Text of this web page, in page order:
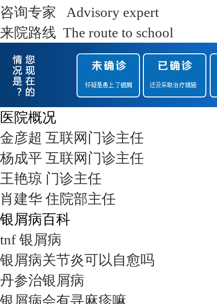
咨询专家 Advisory expert
来院路线 The route to school
医院概况
金彦超 互联网门诊主任
杨成平 互联网门诊主任
王艳琼 门诊主任
肖建华 住院部主任
银屑病百科
tnf 银屑病
银屑病关节炎可以自愈吗
丹参治银屑病
银屑病会有寻麻疹嘛